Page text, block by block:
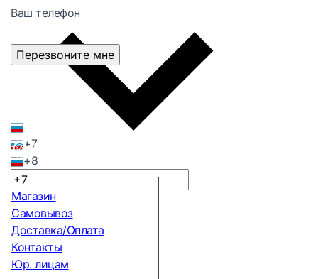
Ваш телефон
+7
+8
Перезвоните мне
Магазин
Самовывоз
Доставка/Оплата
Контакты
Юр. лицам